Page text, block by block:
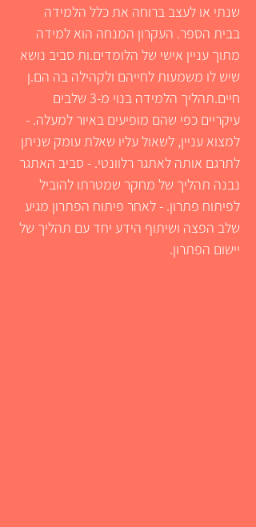
שנתי או לעצב ברוחה את כלל הלמידה
בבית הספר. העקרון המנחה הוא למידה
מתוך עניין אישי של הלומדים.ות סביב נושא
שיש לו משמעות לחייהם ולקהילה בה הם.ן
חיים.
תהליך הלמידה בנוי מ-3 שלבים
עיקריים כפי שהם מופיעים באיור למעלה. -
למצוא עניין, לשאול עליו שאלת עומק שניתן
לתרגם אותה לאתגר רלוונטי. - סביב האתגר
נבנה תהליך של מחקר שמטרתו להוביל
לפיתוח פתרון. - לאחר פיתוח הפתרון מגיע
שלב הפצה ושיתוף הידע יחד עם תהליך של
יישום הפתרון.